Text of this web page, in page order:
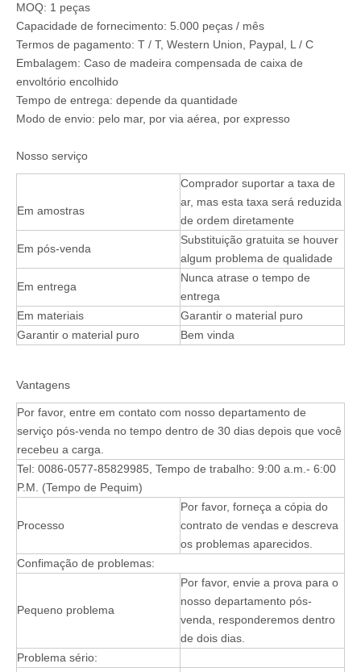
MOQ: 1 peças
Capacidade de fornecimento: 5.000 peças / mês
Termos de pagamento: T / T, Western Union, Paypal, L / C
Embalagem: Caso de madeira compensada de caixa de
envoltório encolhido
Tempo de entrega: depende da quantidade
Modo de envio: pelo mar, por via aérea, por expresso
Nosso serviço
Em amostras
Comprador suportar a taxa de
ar, mas esta taxa será reduzida
de ordem diretamente
Em pós-venda
Substituição gratuita se houver
algum problema de qualidade
Em entrega
Nunca atrase o tempo de
entrega
Em materiais
Garantir o material puro
Garantir o material puro
Bem vinda
Vantagens
Por favor, entre em contato com nosso departamento de
serviço pós-venda no tempo dentro de 30 dias depois que você
recebeu a carga.
Tel: 0086-0577-85829985, Tempo de trabalho: 9:00 a.m.- 6:00
P.M. (Tempo de Pequim)
Processo
Por favor, forneça a cópia do
contrato de vendas e descreva
os problemas aparecidos.
Confimação de problemas:
Pequeno problema
Por favor, envie a prova para o
nosso departamento pós-
venda, responderemos dentro
de dois dias.
Problema sério: